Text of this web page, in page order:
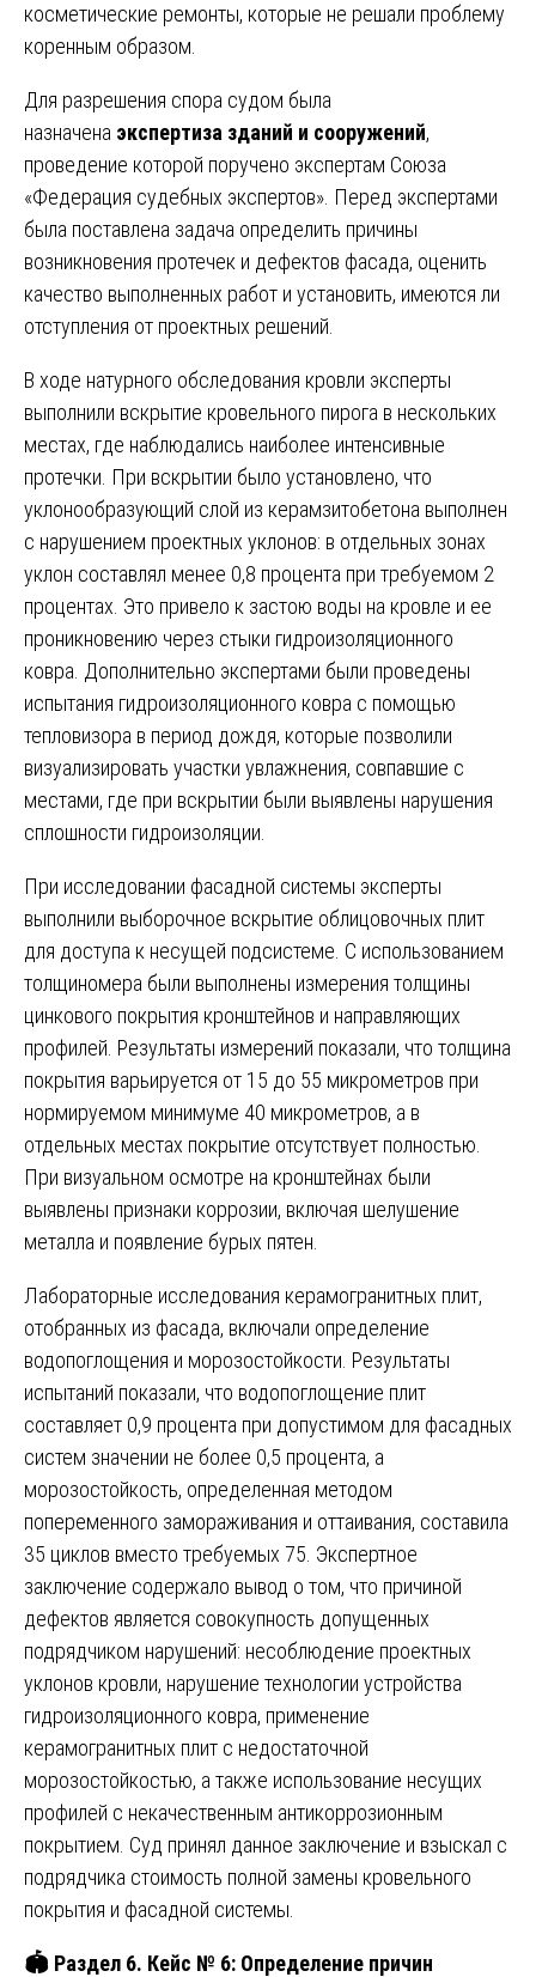
косметические ремонты, которые не решали проблему
коренным образом.
Для разрешения спора судом была
назначена экспертиза зданий и сооружений,
проведение которой поручено экспертам Союза
«Федерация судебных экспертов». Перед экспертами
была поставлена задача определить причины
возникновения протечек и дефектов фасада, оценить
качество выполненных работ и установить, имеются ли
отступления от проектных решений.
В ходе натурного обследования кровли эксперты
выполнили вскрытие кровельного пирога в нескольких
местах, где наблюдались наиболее интенсивные
протечки. При вскрытии было установлено, что
уклонообразующий слой из керамзитобетона выполнен
с нарушением проектных уклонов: в отдельных зонах
уклон составлял менее 0,8 процента при требуемом 2
процентах. Это привело к застою воды на кровле и ее
проникновению через стыки гидроизоляционного
ковра. Дополнительно экспертами были проведены
испытания гидроизоляционного ковра с помощью
тепловизора в период дождя, которые позволили
визуализировать участки увлажнения, совпавшие с
местами, где при вскрытии были выявлены нарушения
сплошности гидроизоляции.
При исследовании фасадной системы эксперты
выполнили выборочное вскрытие облицовочных плит
для доступа к несущей подсистеме. С использованием
толщиномера были выполнены измерения толщины
цинкового покрытия кронштейнов и направляющих
профилей. Результаты измерений показали, что толщина
покрытия варьируется от 15 до 55 микрометров при
нормируемом минимуме 40 микрометров, а в
отдельных местах покрытие отсутствует полностью.
При визуальном осмотре на кронштейнах были
выявлены признаки коррозии, включая шелушение
металла и появление бурых пятен.
Лабораторные исследования керамогранитных плит,
отобранных из фасада, включали определение
водопоглощения и морозостойкости. Результаты
испытаний показали, что водопоглощение плит
составляет 0,9 процента при допустимом для фасадных
систем значении не более 0,5 процента, а
морозостойкость, определенная методом
попеременного замораживания и оттаивания, составила
35 циклов вместо требуемых 75. Экспертное
заключение содержало вывод о том, что причиной
дефектов является совокупность допущенных
подрядчиком нарушений: несоблюдение проектных
уклонов кровли, нарушение технологии устройства
гидроизоляционного ковра, применение
керамогранитных плит с недостаточной
морозостойкостью, а также использование несущих
профилей с некачественным антикоррозионным
покрытием. Суд принял данное заключение и взыскал с
подрядчика стоимость полной замены кровельного
покрытия и фасадной системы.
🏟️ Раздел 6. Кейс № 6: Определение причин